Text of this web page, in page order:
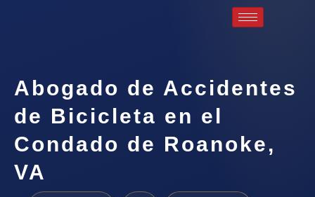
Abogado de Accidentes
de Bicicleta en el
Condado de Roanoke,
VA